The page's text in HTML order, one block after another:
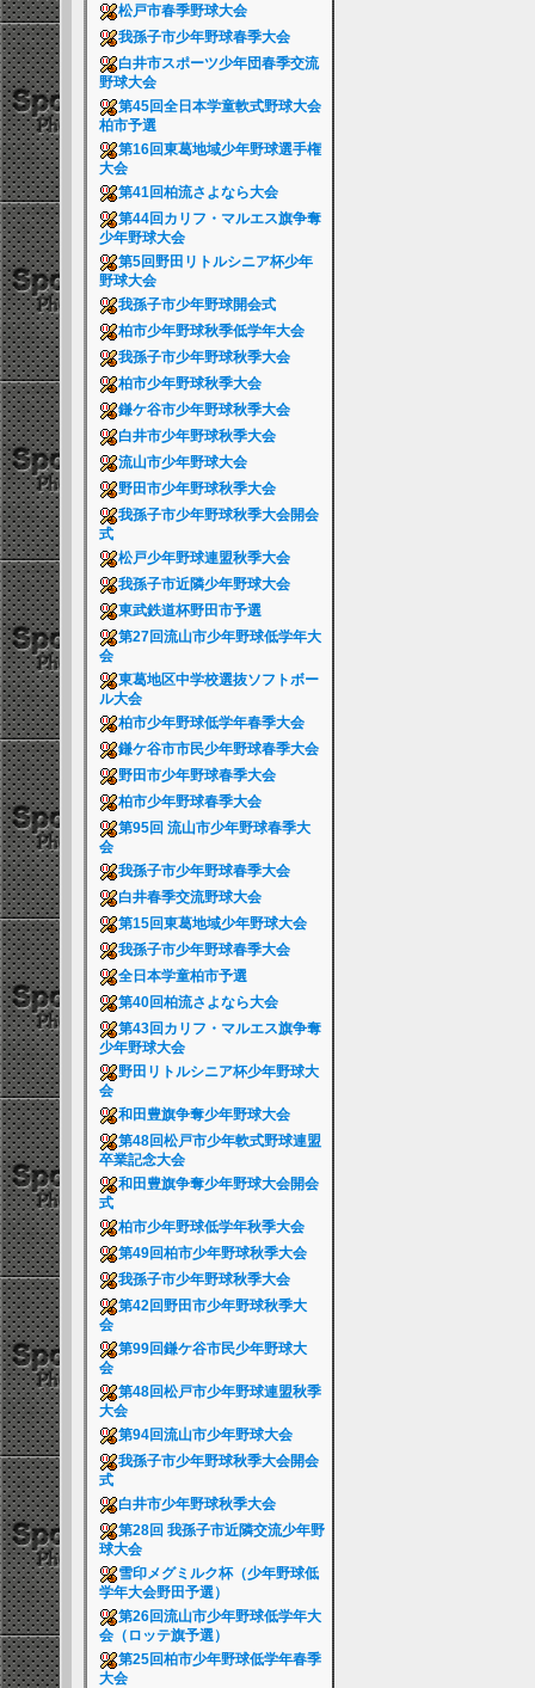
松戸市春季野球大会
我孫子市少年野球春季大会
白井市スポーツ少年団春季交流
野球大会
第45回全日本学童軟式野球大会
柏市予選
第16回東葛地域少年野球選手権
大会
第41回柏流さよなら大会
第44回カリフ・マルエス旗争奪
少年野球大会
第5回野田リトルシニア杯少年
野球大会
我孫子市少年野球開会式
柏市少年野球秋季低学年大会
我孫子市少年野球秋季大会
柏市少年野球秋季大会
鎌ケ谷市少年野球秋季大会
白井市少年野球秋季大会
流山市少年野球大会
野田市少年野球秋季大会
我孫子市少年野球秋季大会開会
式
松戸少年野球連盟秋季大会
我孫子市近隣少年野球大会
東武鉄道杯野田市予選
第27回流山市少年野球低学年大
会
東葛地区中学校選抜ソフトボー
ル大会
柏市少年野球低学年春季大会
鎌ケ谷市市民少年野球春季大会
野田市少年野球春季大会
柏市少年野球春季大会
第95回 流山市少年野球春季大
会
我孫子市少年野球春季大会
白井春季交流野球大会
第15回東葛地域少年野球大会
我孫子市少年野球春季大会
全日本学童柏市予選
第40回柏流さよなら大会
第43回カリフ・マルエス旗争奪
少年野球大会
野田リトルシニア杯少年野球大
会
和田豊旗争奪少年野球大会
第48回松戸市少年軟式野球連盟
卒業記念大会
和田豊旗争奪少年野球大会開会
式
柏市少年野球低学年秋季大会
第49回柏市少年野球秋季大会
我孫子市少年野球秋季大会
第42回野田市少年野球秋季大
会
第99回鎌ケ谷市民少年野球大
会
第48回松戸市少年野球連盟秋季
大会
第94回流山市少年野球大会
我孫子市少年野球秋季大会開会
式
白井市少年野球秋季大会
第28回 我孫子市近隣交流少年野
球大会
雪印メグミルク杯（少年野球低
学年大会野田予選）
第26回流山市少年野球低学年大
会（ロッテ旗予選）
第25回柏市少年野球低学年春季
大会